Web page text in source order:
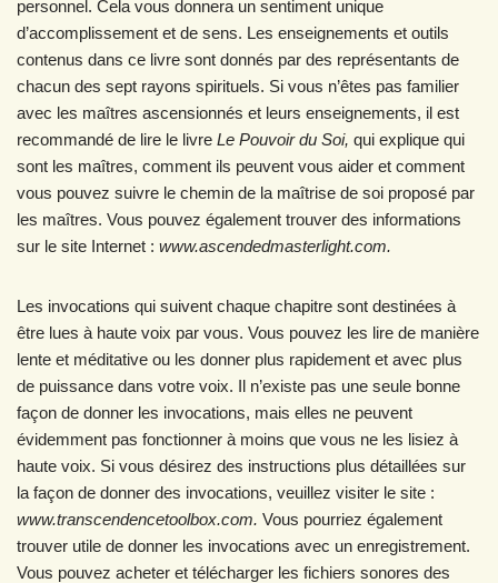
personnel. Cela vous donnera un sentiment unique
d’accomplissement et de sens. Les enseignements et outils
contenus dans ce livre sont donnés par des représentants de
chacun des sept rayons spirituels. Si vous n’êtes pas familier
avec les maîtres ascensionnés et leurs enseignements, il est
recommandé de lire le livre Le Pouvoir du Soi, qui explique qui
sont les maîtres, comment ils peuvent vous aider et comment
vous pouvez suivre le chemin de la maîtrise de soi proposé par
les maîtres. Vous pouvez également trouver des informations
sur le site Internet : www.ascendedmasterlight.com.
Les invocations qui suivent chaque chapitre sont destinées à
être lues à haute voix par vous. Vous pouvez les lire de manière
lente et méditative ou les donner plus rapidement et avec plus
de puissance dans votre voix. Il n’existe pas une seule bonne
façon de donner les invocations, mais elles ne peuvent
évidemment pas fonctionner à moins que vous ne les lisiez à
haute voix. Si vous désirez des instructions plus détaillées sur
la façon de donner des invocations, veuillez visiter le site :
www.transcendencetoolbox.com. Vous pourriez également
trouver utile de donner les invocations avec un enregistrement.
Vous pouvez acheter et télécharger les fichiers sonores des